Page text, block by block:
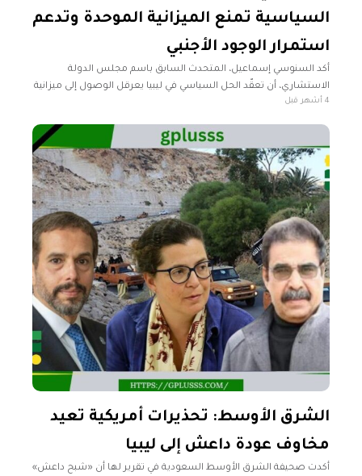
السياسية تمنع الميزانية الموحدة وتدعم
استمرار الوجود الأجنبي
أكد السنوسي إسماعيل، المتحدث السابق باسم مجلس الدولة
الاستشاري، أن تعقّد الحل السياسي في ليبيا يعرقل الوصول إلى ميزانية
موحدة، ويسمح للأطراف المختلفة باستمرار وجودها، مشيرًا إلى أن
4 أشهر قبل
الشرق الأوسط: تحذيرات أمريكية تعيد
مخاوف عودة داعش إلى ليبيا
أكدت صحيفة الشرق الأوسط السعودية في تقرير لها أن «شبح داعش»